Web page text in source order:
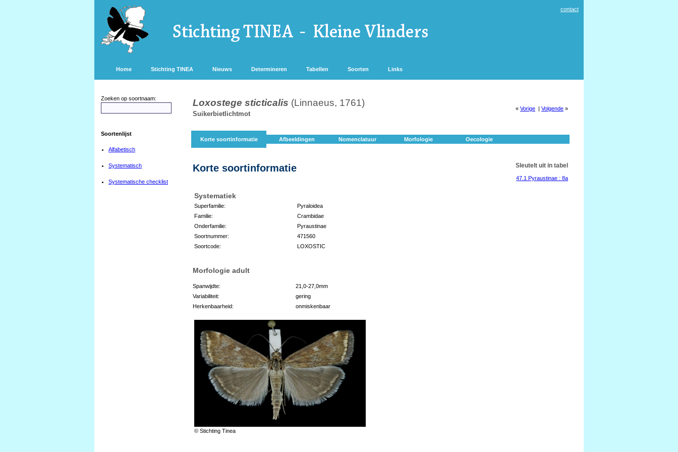
contact
Home Stichting TINEA Nieuws Determineren Tabellen Soorten Links
Zoeken op soortnaam:
Soortenlijst
Alfabetisch
Systematisch
Systematische checklist
Loxostege sticticalis (Linnaeus, 1761)
Suikerbietlichtmot
« Vorige | Volgende »
Korte soortinformatie Afbeeldingen Nomenclatuur Morfologie Oecologie
Korte soortinformatie
Systematiek
Superfamilie:
Pyraloidea
Familie:
Crambidae
Onderfamilie:
Pyraustinae
Soortnummer:
471560
Soortcode:
LOXOSTIC
Sleutelt uit in tabel
47.1 Pyraustinae : 8a
Morfologie adult
Spanwijdte:
21,0-27,0mm
Variabiliteit:
gering
Herkenbaarheid:
onmiskenbaar
© Stichting Tinea